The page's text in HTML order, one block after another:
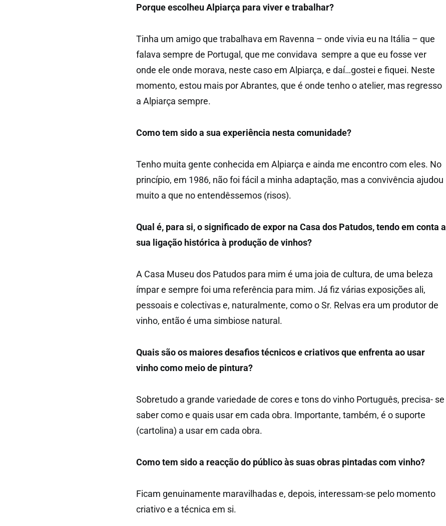
Porque escolheu Alpiarça para viver e trabalhar?
Tinha um amigo que trabalhava em Ravenna – onde vivia eu na Itália – que
falava sempre de Portugal, que me convidava sempre a que eu fosse ver
onde ele onde morava, neste caso em Alpiarça, e daí…gostei e fiquei. Neste
momento, estou mais por Abrantes, que é onde tenho o atelier, mas regresso
a Alpiarça sempre.
Como tem sido a sua experiência nesta comunidade?
Tenho muita gente conhecida em Alpiarça e ainda me encontro com eles. No
princípio, em 1986, não foi fácil a minha adaptação, mas a convivência ajudou
muito a que no entendêssemos (risos).
Qual é, para si, o significado de expor na Casa dos Patudos, tendo em conta a
sua ligação histórica à produçãode vinhos?
A Casa Museu dos Patudos para mim é uma joia de cultura, de uma beleza
ímpar e sempre foi uma referência para mim. Já fiz várias exposições ali,
pessoais e colectivas e, naturalmente, como o Sr. Relvas era um produtor de
vinho, então é uma simbiose natural.
Quais são os maiores desafios técnicos e criativos que enfrenta ao usar
vinho como meio de pintura?
Sobretudo a grande variedade de corese tons do vinho Português, precisa- se
saber como e quais usar em cada obra. Importante, também, é o suporte
(cartolina) a usar em cada obra.
Como tem sido a reacção do público às suas obras pintadas com vinho?
Ficam genuinamente maravilhadas e, depois, interessam-se pelo momento
criativo e a técnica em si.